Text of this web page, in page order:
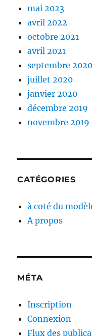
mai 2023
avril 2022
octobre 2021
avril 2021
septembre 2020
juillet 2020
janvier 2020
décembre 2019
novembre 2019
CATÉGORIES
à coté du
A propos
MÉTA
Inscription
Connexion
Flux des